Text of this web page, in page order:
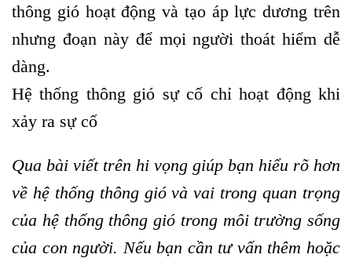
thông gió hoạt động và tạo áp lực dương trên
nhưng đoạn này để mọi người thoát hiểm dễ
dàng.
Hệ thống thông gió sự cố chỉ hoạt động khi
xảy ra sự cố
Qua bài viết trên hi vọng giúp bạn hiểu rõ hơn
về hệ thống thông gió và vai trong quan trọng
của hệ thống thông gió trong môi trường sống
của con người. Nếu bạn cần tư vấn thêm hoặc